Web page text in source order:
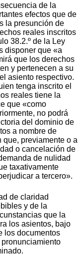
de la
efectos que de
la presunción de
reales inscritos
38.2.º de la Ley
disponer que «a
que los derechos
y pertenecen a su
asiento respectivo.
tenga inscrito el
reales tiene la
que «como
no podrá
del dominio de
a nombre de
que, previamente o a
o cancelación de
de nulidad
taxativamente
a tercero».
de claridad
y de la
que la
los asientos, bajo
los documentos